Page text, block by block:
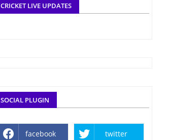
CRICKET LIVE UPDATES
SOCIAL PLUGIN
facebook twitter